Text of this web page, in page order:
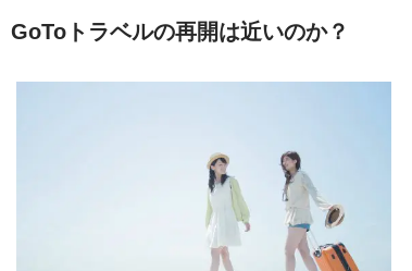
GoToトラベルの再開は近いのか？